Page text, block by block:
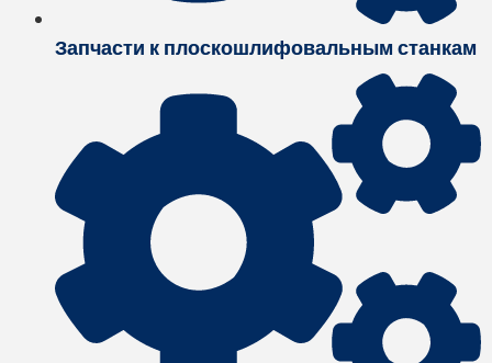
Запчасти к плоскошлифовальным станкам